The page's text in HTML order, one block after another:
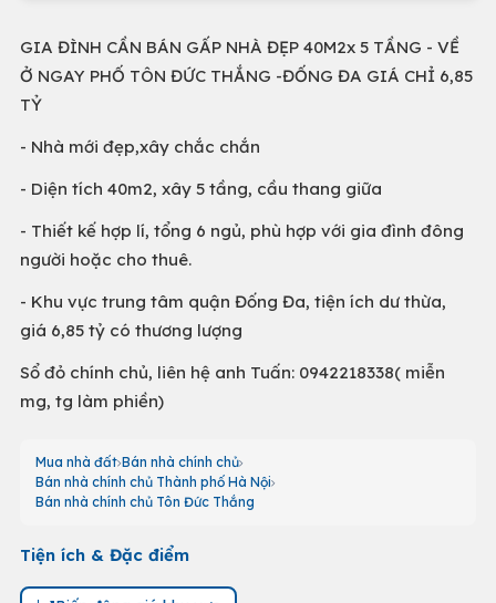
GIA ĐÌNH CẦN BÁN GẤP NHÀ ĐẸP 40M2x 5 TẦNG - VỀ
Ở NGAY PHỐ TÔN ĐỨC THẮNG -ĐỐNG ĐA GIÁ CHỈ 6,85
TỶ
- Nhà mới đẹp,xây chắc chắn
- Diện tích 40m2, xây 5 tầng, cầu thang giữa
- Thiết kế hợp lí, tổng 6 ngủ, phù hợp với gia đình đông
người hoặc cho thuê.
- Khu vực trung tâm quận Đống Đa, tiện ích dư thừa,
giá 6,85 tỷ có thương lượng
Sổ đỏ chính chủ, liên hệ anh Tuấn: 0942218338( miễn
mg, tg làm phiền)
Mua nhà đất Bán nhà chính chủ
Bán nhà chính chủ Thành phố Hà Nội
Bán nhà chính chủ Tôn Đức Thắng
Tiện ích & Đặc điểm